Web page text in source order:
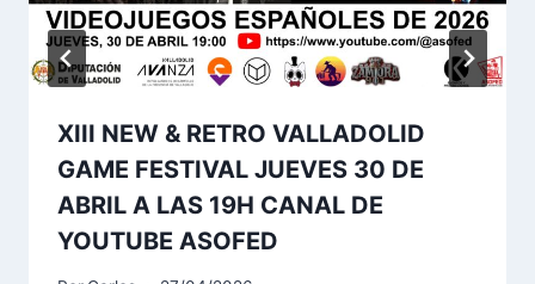
XIII NEW & RETRO VALLADOLID
GAME FESTIVAL JUEVES 30 DE
ABRIL A LAS 19H CANAL DE
YOUTUBE ASOFED